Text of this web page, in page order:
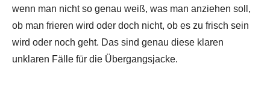
wenn man nicht so genau weiß, was man anziehen soll,
ob man frieren wird oder doch nicht, ob es zu frisch sein
wird oder noch geht. Das sind genau diese klaren
unklaren Fälle für die Übergangsjacke.